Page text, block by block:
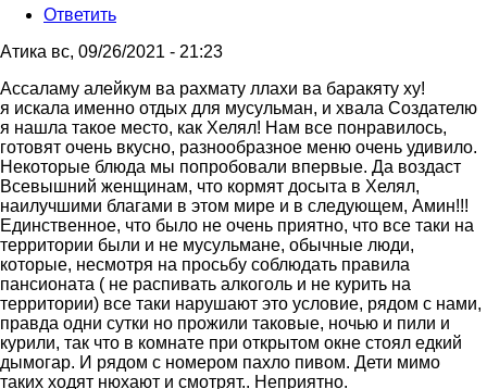
Ответить
Атика вс, 09/26/2021 - 21:23
Ответ
на
отдых
2020
от
Артур
Ассаламу алейкум ва рахмату ллахи ва баракяту ху!
я искала именно отдых для мусульман, и хвала Создателю
я нашла такое место, как Хелял! Нам все понравилось,
готовят очень вкусно, разнообразное меню очень удивило.
Некоторые блюда мы попробовали впервые. Да воздаст
Всевышний женщинам, что кормят досыта в Хелял,
наилучшими благами в этом мире и в следующем, Амин!!!
Единственное, что было не очень приятно, что все таки на
территории были и не мусульмане, обычные люди,
которые, несмотря на просьбу соблюдать правила
пансионата ( не распивать алкоголь и не курить на
территории) все таки нарушают это условие, рядом с нами,
правда одни сутки но прожили таковые, ночью и пили и
курили, так что в комнате при открытом окне стоял едкий
дымогар. И рядом с номером пахло пивом. Дети мимо
таких ходят нюхают и смотрят.. Неприятно.